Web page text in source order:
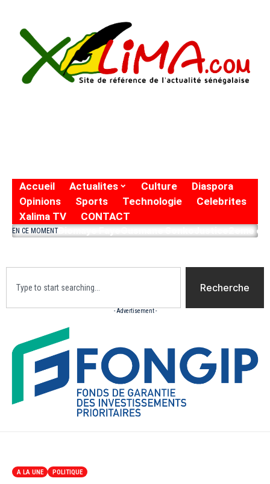
Accueil Actualites Culture
Diaspora
Opinions
Sports Technologie
Celebrites
Xalima TV
CONTACT
EN CE MOMENTDiomaye FayeOusmane SonkoJustice2eme
Recherche
- Advertisement -
A LA UNE POLITIQUE